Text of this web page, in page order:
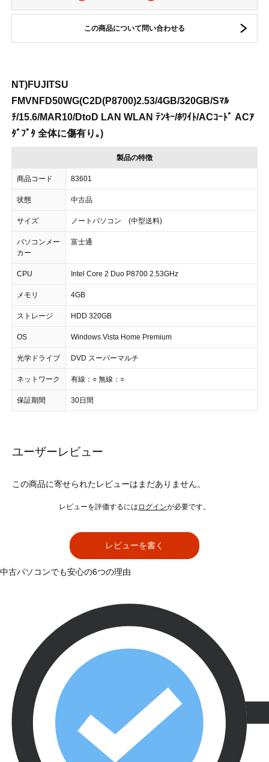
この商品について問い合わせる
NT)FUJITSU
FMVNFD50WG(C2D(P8700)2.53/4GB/320GB/Sﾏﾙ
ﾁ/15.6/MAR10/DtoD LAN WLAN ﾃﾝｷｰ/ﾎﾜｲﾄ/ACｺｰﾄﾞ ACｱ
ﾀﾞﾌﾟﾀ 全体に傷有り｡)
製品の特徴
商品コード 83601
状態 中古品
サイズ ノートパソコン (中型送料)
パソコンメー
カー
富士通
CPU Intel Core 2 Duo P8700 2.53GHz
メモリ 4GB
ストレージ HDD 320GB
OS Windows Vista Home Premium
光学ドライブ DVD スーパーマルチ
ネットワーク 有線：○ 無線：○
保証期間 30日間
ユーザーレビュー
この商品に寄せられたレビューはまだありません。
レビューを評価するには ログインが必要です。
レビューを書く
中古パソコンでも安心の6つの理由